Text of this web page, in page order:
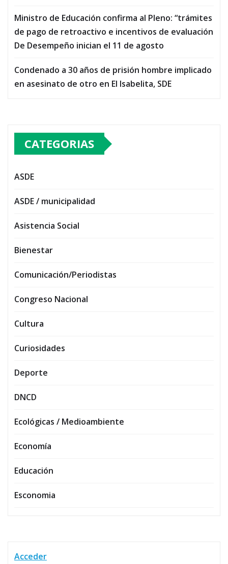
Ministro de Educación confirma al Pleno: “trámites
de pago de retroactivo e incentivos de evaluación
De Desempeño inician el 11 de agosto
Condenado a 30 años de prisión hombre implicado
en asesinato de otro en El Isabelita, SDE
CATEGORIAS
ASDE
ASDE / municipalidad
Asistencia Social
Bienestar
Comunicación/Periodistas
Congreso Nacional
Cultura
Curiosidades
Deporte
DNCD
Ecológicas / Medioambiente
Economía
Educación
Esconomia
Acceder